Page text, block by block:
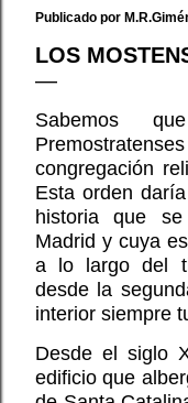
Publicado por
LOS
Sabemos
congregación
Esta orden
historia que
Madrid y cuya
a lo largo del
desde la
interior siempre
Desde el siglo
edificio que